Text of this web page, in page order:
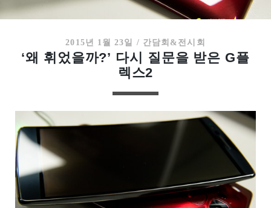
2015년 1월 23일 / 간담회&전시회
‘왜 휘었을까?’ 다시 질문을 받은 G플
렉스2